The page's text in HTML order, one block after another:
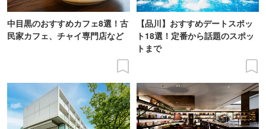
中目黒のおすすめカフェ8選！古
民家カフェ、チャイ専門店など
【品川】おすすめデートスポッ
ト18選！定番から話題のスポッ
トまで